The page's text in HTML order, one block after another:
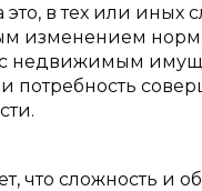
в тех или
изменением
с недвижимым
потребность
что сложность и